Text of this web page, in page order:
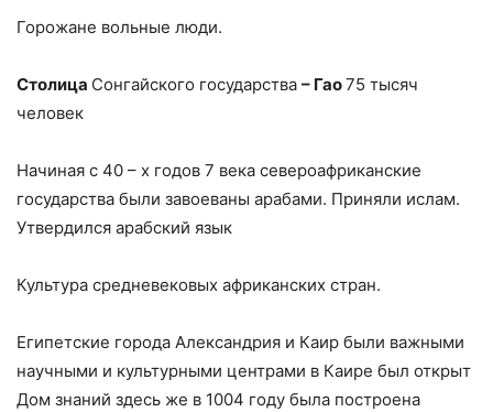
Горожане вольные люди.
Столица Сонгайского государства – Гао75 тысяч
человек
Начиная с 40 – х годов 7 века североафриканские
государства были завоеваны арабами. Приняли ислам.
Утвердился арабский язык
Культура средневековых африканских стран.
Египетские города Александрия и Каир были важными
научными и культурными центрами в Каире был открыт
Дом знаний здесь же в 1004 году была построена